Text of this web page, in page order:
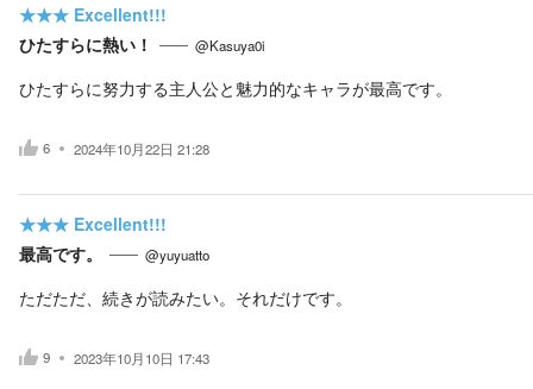
★★★ Excellent!!!
ひたすらに熱い！
@Kasuya0i
ひたすらに努力する主人公と魅力的なキャラが最高です。
6 2024年10月22日 21:28
★★★ Excellent!!!
最高です。
@yuyuatto
ただただ、続きが読みたい。それだけです。
9 2023年10月10日 17:43